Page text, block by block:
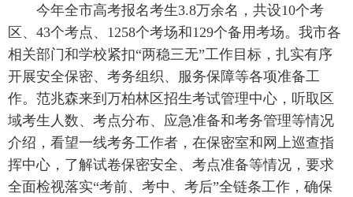
今年全市高考报名考生3.8万余名，共设10个考
区、43个考点、1258个考场和129个备用考场。我市各
相关部门和学校紧扣“两稳三无”工作目标，扎实有序
开展安全保密、考务组织、服务保障等各项准备工
作。范兆森来到万柏林区招生考试管理中心，听取区
域考生人数、考点分布、应急准备和考务管理等情况
介绍，看望一线考务工作者，在保密室和网上巡查指
挥中心，了解试卷保密安全、考点准备等情况，要求
全面检视落实“考前、考中、考后”全链条工作，确保